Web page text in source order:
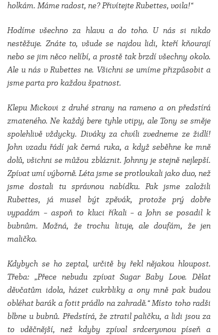
holkám. Máme radost, ne? Přivítejte Rubettes, voila!“
Hodíme všechno za hlavu a do toho. U nás si nikdo
nestěžuje. Znáte to, všude se najdou lidi, kteří kňourají
nebo se jim něco nelíbí, a prostě tak brzdí všechny okolo.
Ale u nás v Rubettes ne. Všichni se umíme přizpůsobit a
jsme parta pro každou špatnost.
Klepu Mickovi z druhé strany na rameno a on předstírá
zmateného. Ne každý bere tyhle vtipy, ale Tony se směje
spolehlivě vždycky. Diváky za chvíli zvedneme ze židlí!
John vzadu řádí jak černá ruka, a když seběhne ke mně
dolů, všichni se můžou zbláznit. Johnny je stejně nejlepší.
Zpívat umí výborně. Léta jsme se protloukali jako duo, než
jsme dostali tu správnou nabídku. Pak jsme založili
Rubettes, já musel být zpěvák, protože prý dobře
vypadám – aspoň to kluci říkali – a John se posadil k
bubnům. Možná, že trochu lituje, ale doufám, že jen
maličko.
Kdybych se ho zeptal, určitě by řekl nějakou hloupost.
Třeba: „Přece nebudu zpívat Sugar Baby Love. Dělat
děvčatům idola, házet cukrbliky a ony mně pak budou
obléhat barák a fotit prádlo na zahradě.“ Místo toho radši
blbne u bubnů. Předstírá, že ztratil paličku, a lidi jsou za
to vděčnější, než kdyby zpíval srdceryvnou píseň a